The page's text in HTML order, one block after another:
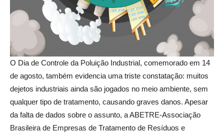
O Dia de Controle da Poluição Industrial, comemorado em 14
de agosto, também evidencia uma triste constatação: muitos
dejetos industriais ainda são jogados no meio ambiente, sem
qualquer tipo de tratamento, causando graves danos. Apesar
da falta de dados sobre o assunto, a ABETRE-Associação
Brasileira de Empresas de Tratamento de Resíduos e